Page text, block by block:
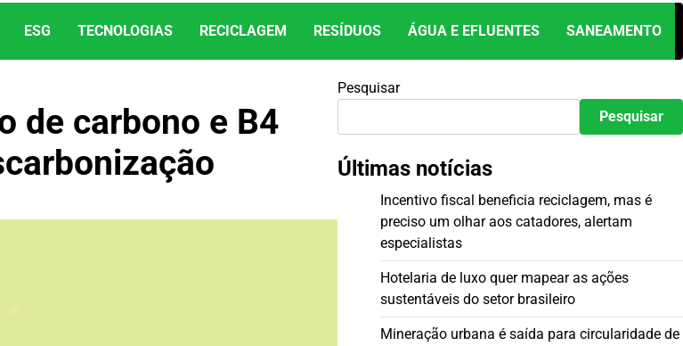
ESG TECNOLOGIAS RECICLAGEM RESÍDUOS ÁGUA E EFLUENTES SANEAMENTO
de carbono e B4
Pesquisar
Pesquisar
Últimas notícias
Incentivo fiscal beneficia reciclagem, mas é
preciso um olhar aos catadores, alertam
especialistas
Hotelaria de luxo quer mapear as ações
sustentáveis do setor brasileiro
Mineração urbana é saída para circularidade de